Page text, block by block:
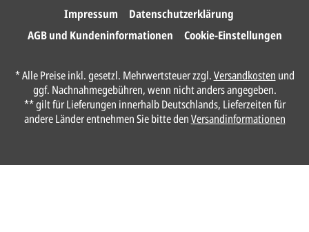
Impressum
Datenschutzerklärung
AGB und Kundeninformationen
Cookie-Einstellungen
* Alle Preise inkl. gesetzl. Mehrwertsteuer zzgl.Versandkosten und
ggf. Nachnahmegebühren, wenn nicht anders angegeben.
** gilt für Lieferungen innerhalb Deutschlands, Lieferzeiten für
andere Länder entnehmen Sie bitte denVersandinformationen